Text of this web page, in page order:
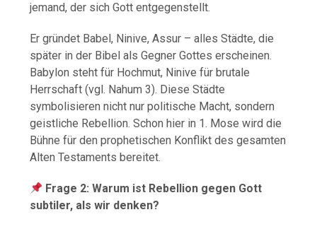
jemand, der sich Gott entgegenstellt.
Er gründet Babel, Ninive, Assur – alles Städte, die
später in der Bibel als Gegner Gottes erscheinen.
Babylon steht für Hochmut, Ninive für brutale
Herrschaft (vgl. Nahum 3). Diese Städte
symbolisieren nicht nur politische Macht, sondern
geistliche Rebellion. Schon hier in 1. Mose wird die
Bühne für den prophetischen Konflikt des gesamten
Alten Testaments bereitet.
Frage 2: Warum ist Rebellion gegen Gott
subtiler, als wir denken?